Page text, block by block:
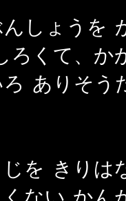
しょうを
ろくて、
ありそう
を きりは